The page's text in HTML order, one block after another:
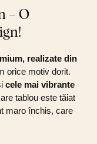
– O
realizate din
orice motiv dorit.
cele mai vibrante
tablou este tăiat
maro închis, care